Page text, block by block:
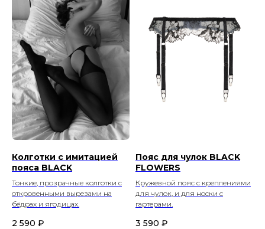
Колготки с имитацией
пояса BLACK
Тонкие, прозрачные колготки с
откровенными вырезами на
бёдрах и ягодицах.
2 590 ₽
Пояс для чулок BLACK
FLOWERS
Кружевной пояс с креплениями
для чулок, и для носки с
гартерами.
3 590 ₽